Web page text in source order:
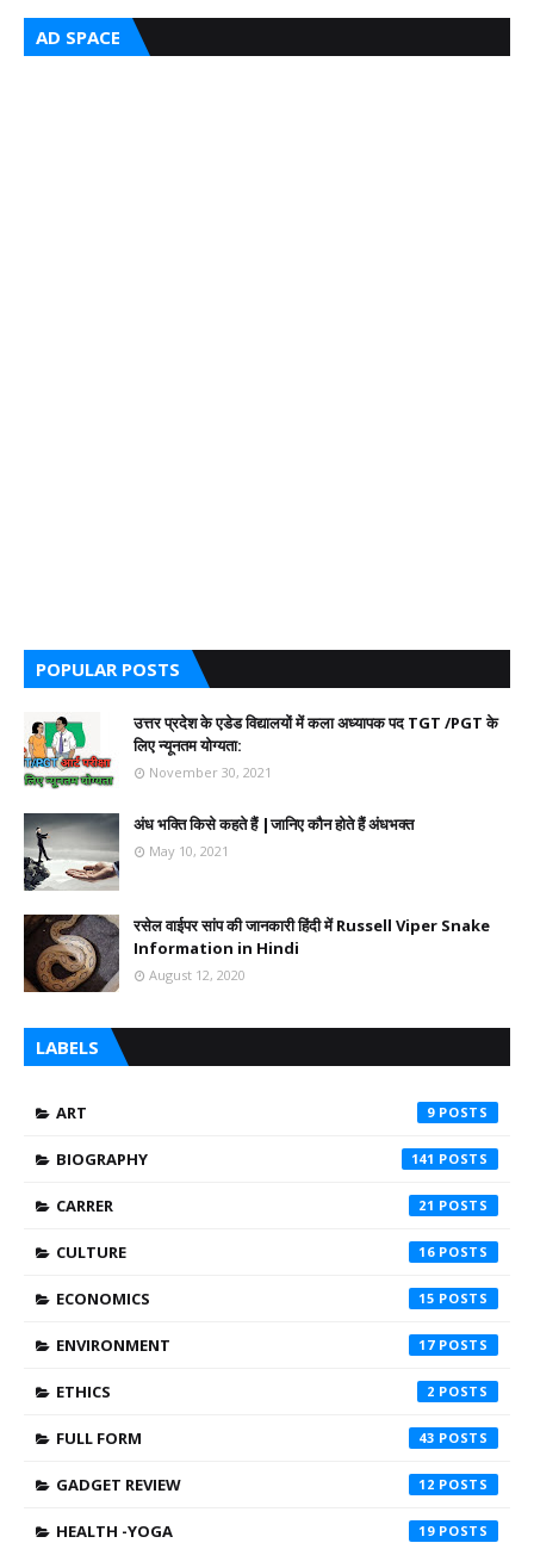
AD SPACE
POPULAR POSTS
उत्तर प्रदेश के एडेड विद्यालयों में कला अध्यापक पद TGT /PGT के
लिए न्यूनतम योग्यता:
November 30, 2021
अंध भक्ति किसे कहते हैं |जानिए कौन होते हैं अंधभक्त
May 10, 2021
रसेल वाईपर सांप की जानकारी हिंदी में Russell Viper Snake
Information in Hindi
August 12, 2020
LABELS
ART 9
BIOGRAPHY 141
CARRER 21
CULTURE 16
ECONOMICS 15
ENVIRONMENT 17
ETHICS 2
FULL FORM 43
GADGET REVIEW 12
HEALTH -YOGA 19